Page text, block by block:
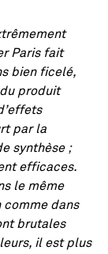
Paris fait
bien ficelé,
produit
par la
synthèse ;
efficaces.
le même
comme dans
brutales
il est plus